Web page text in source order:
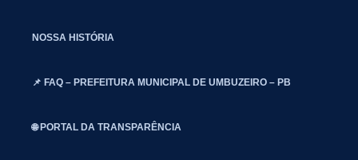
NOSSA HISTÓRIA
📌 FAQ – PREFEITURA MUNICIPAL DE UMBUZEIRO – PB
🌐 PORTAL DA TRANSPARÊNCIA